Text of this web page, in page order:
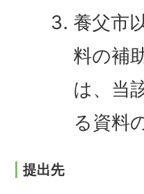
養父市
料の補
は、当
る資料
提出先